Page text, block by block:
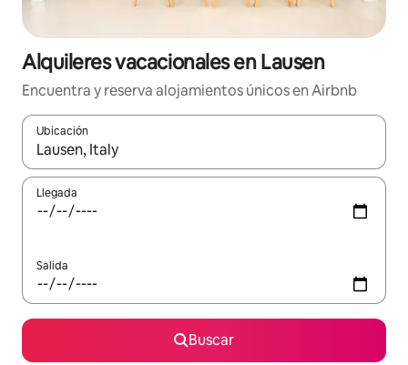
Alquileres vacacionales en Lausen
Encuentra y reserva alojamientos únicos en Airbnb
Ubicación
Cuando los resultados estén disponibles, navega con las
Llegada
Salida
Buscar